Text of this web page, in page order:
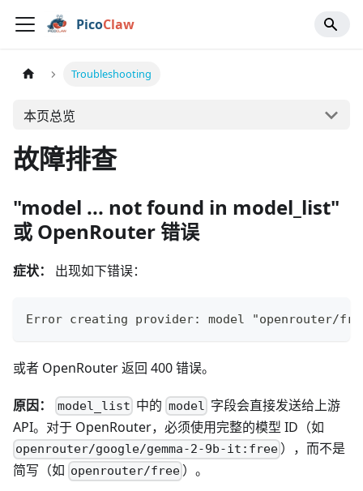
PicoClaw
Troubleshooting
本页总览
故障排查
"model ... not found in model_list"
或 OpenRouter 错误
症状： 出现如下错误：
Error creating provider: model "openrouter/
或者 OpenRouter 返回 400 错误。
原因： model_list 中的 model 字段会直接发送给上游
API。对于 OpenRouter，必须使用完整的模型 ID（如
openrouter/google/gemma-2-9b-it:free ），而不是
简写（如 openrouter/free ）。